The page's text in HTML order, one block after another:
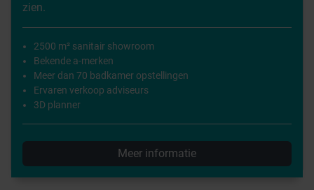
zien.
2500 m² sanitair showroom
Bekende a-merken
Meer dan 70 badkamer opstellingen
Ervaren verkoop adviseurs
3D planner
Meer informatie